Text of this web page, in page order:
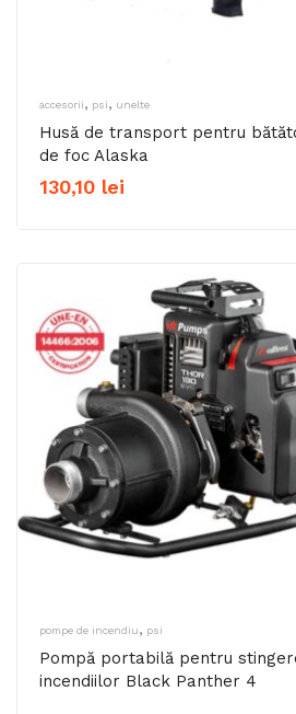
accesorii, psi, unelte
Husă de transport pentru
de foc Alaska
130,10 lei
pompe de incendiu, psi
Pompă portabilă pentru
incendiilor Black Panther 4